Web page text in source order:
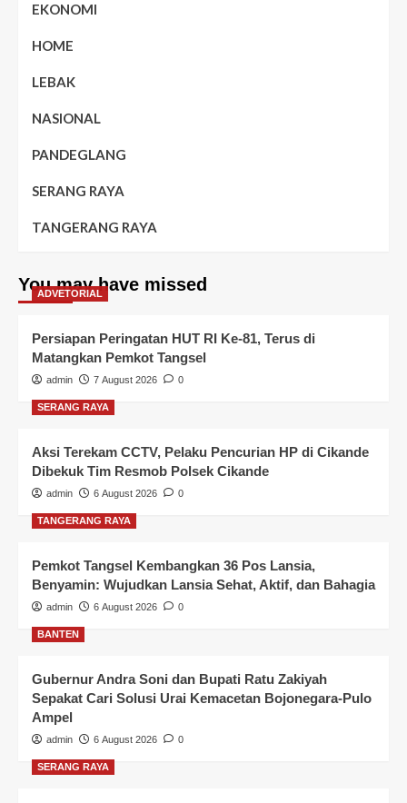
EKONOMI
HOME
LEBAK
NASIONAL
PANDEGLANG
SERANG RAYA
TANGERANG RAYA
You may have missed
ADVETORIAL
Persiapan Peringatan HUT RI Ke-81, Terus di
Matangkan Pemkot Tangsel
admin 7 August 2026 0
SERANG RAYA
Aksi Terekam CCTV, Pelaku Pencurian HP di Cikande
Dibekuk Tim Resmob Polsek Cikande
admin 6 August 2026 0
TANGERANG RAYA
Pemkot Tangsel Kembangkan 36 Pos Lansia,
Benyamin: Wujudkan Lansia Sehat, Aktif, dan Bahagia
admin 6 August 2026 0
BANTEN
Gubernur Andra Soni dan Bupati Ratu Zakiyah
Sepakat Cari Solusi Urai Kemacetan Bojonegara-Pulo
Ampel
admin 6 August 2026 0
SERANG RAYA